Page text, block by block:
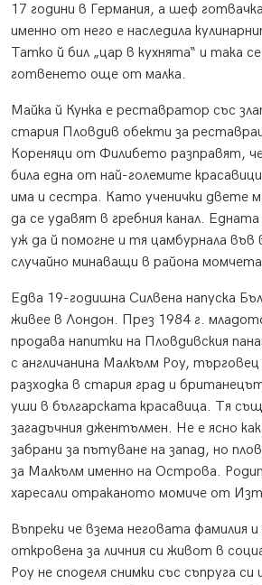
17 години в Германия, а шеф
именно от него е наследила
Татко й бил „цар в кухнята“ и така се
готвенето още от малка.
Майка й Кунка е реставратор със
стария Пловдив обекти за
Кореняци от Филибето разправят,
била една от най-големите
има и сестра. Като ученички двете
да се удавят в гребния канал.
уж да й помогне и тя цамбурнала във
случайно минаващи в района
Едва 19-годишна Силвена напуска
живее в Лондон. През 1984 г.
продава напитки на Пловдивския
с англичанина Малкълм Роу,
разходка в стария град и
уши в българската красавица. Тя
загадъчния джентълмен. Не е ясно
забрани за пътуване на запад, но
за Малкълм именно на Острова.
харесали отраканото момиче от
Въпреки че взема неговата фамилия и
откровена за личния си живот в
Роу не споделя снимки със съпруга си